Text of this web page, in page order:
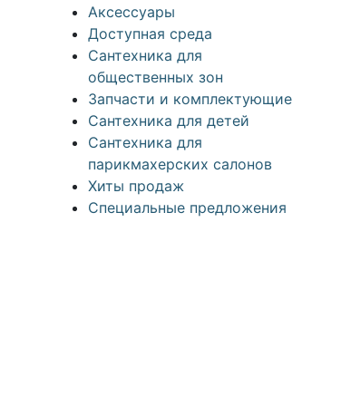
Аксессуары
Доступная среда
Cантехника для
общественных зон
Запчасти и комплектующие
Сантехника для детей
Сантехника для
парикмахерских салонов
Хиты продаж
Специальные предложения